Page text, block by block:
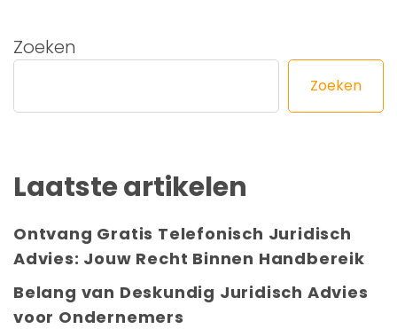
Zoeken
Zoeken
Laatste artikelen
Ontvang Gratis Telefonisch Juridisch
Advies: Jouw Recht Binnen Handbereik
Belang van Deskundig Juridisch Advies
voor Ondernemers